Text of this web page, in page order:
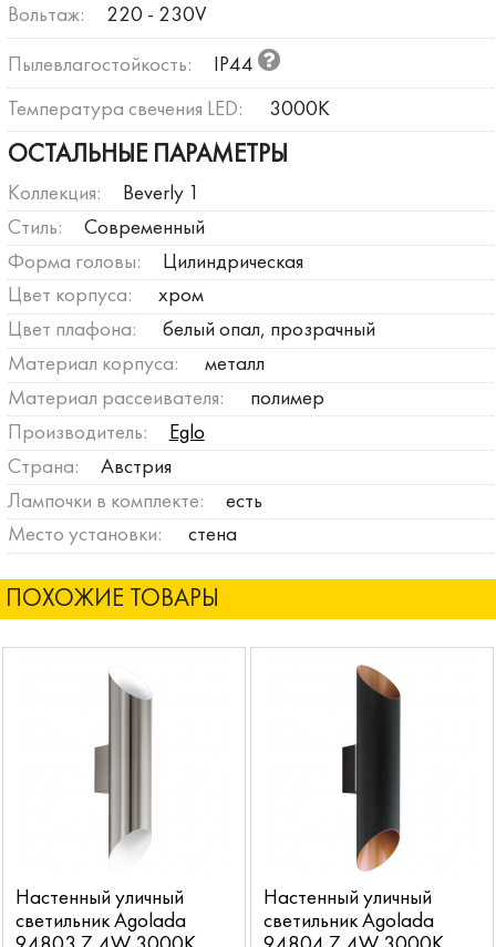
Вольтаж: 220 - 230V
Пылевлагостойкость: IP44
Температура свечения LED: 3000К
ОСТАЛЬНЫЕ ПАРАМЕТРЫ
Коллекция:
Beverly 1
Стиль:
Современный
Форма головы:
Цилиндрическая
Цвет корпуса:
хром
Цвет плафона:
белый опал, прозрачный
Материал корпуса:
металл
Материал рассеивателя:
полимер
Производитель:
Eglo
Страна:
Австрия
Лампочки в комплекте:
есть
Место установки:
стена
ПОХОЖИЕ ТОВАРЫ
Настенный уличный
светильник Agolada
Настенный уличный
светильник Agolada